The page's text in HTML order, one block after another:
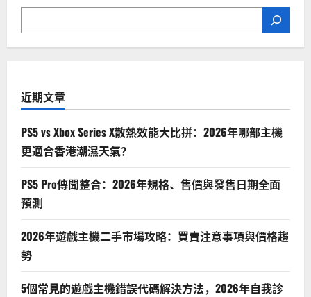
升
遊
戲
近期文章
PS5 vs Xbox Series X散熱效能大比拼：2026年哪部主機
更適合香港潮濕天氣？
PS5 Pro傳聞整合：2026年規格、售價與發售日期全面
預測
2026年遊戲主機二手市場攻略：買賣注意事項與價格趨
勢
5個常見的遊戲主機錯誤代碼解決方法，2026年自我診